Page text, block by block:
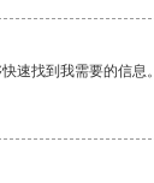
速找到我需要的信息。